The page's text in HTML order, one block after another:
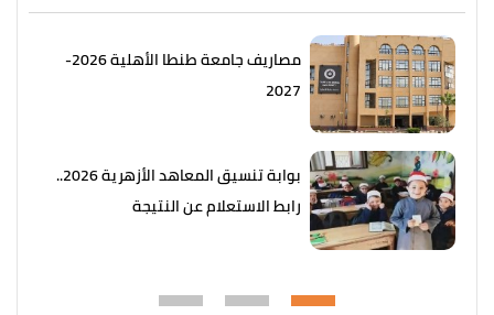
مصاريف جامعة طنطا الأهلية 2026-
2027
بوابة تنسيق المعاهد الأزهرية 2026..
رابط الاستعلام عن النتيجة